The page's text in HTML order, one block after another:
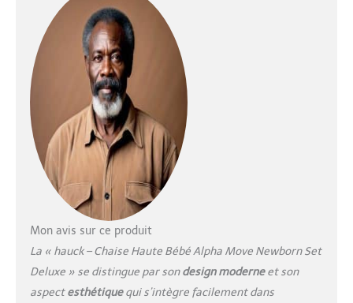
1 : Utilisable comme
insert pour chaise haute
bois ou comme transat
bébé au sol, avec un
coussin doux et une
arche de jeu stimulant
l’éveil des tout-petits
Sécurité renforcée : La
chaise haute bébé
evolutive est équipée de
roulettes arrière qui
augmentent la stabilité
harnais à 5 points
maintient votre enfant
en toute sécurité Chaise
haute evolutive et
Mon avis sur ce produit
La « hauck – Chaise Haute Bébé Alpha Move Newborn Set
Deluxe » se distingue par sondesign moderneet son
aspectesthétiquequi s’intègre facilement dans